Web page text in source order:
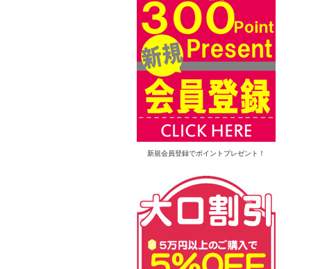
新規会員登録でポイントプレゼント！